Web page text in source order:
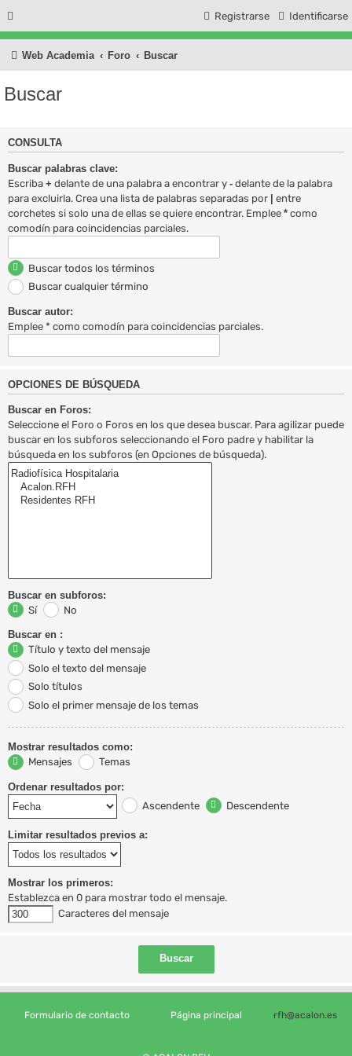
Identificarse
Registrarse
Web Academia Foro Buscar
Buscar
CONSULTA
Buscar palabras clave:
Escriba + delante de una palabra a encontrar y - delante de la palabra
para excluirla. Crea una lista de palabras separadas por | entre
corchetes si solo una de ellas se quiere encontrar. Emplee * como
comodín para coincidencias parciales.
Buscar todos los términos
Buscar cualquier término
Buscar autor:
Emplee * como comodín para coincidencias parciales.
OPCIONES DE BÚSQUEDA
Buscar en Foros:
Seleccione el Foro o Foros en los que desea buscar. Para agilizar puede
buscar en los subforos seleccionando el Foro padre y habilitar la
búsqueda en los subforos (en Opciones de búsqueda).
Buscar en subforos:
Sí
No
Buscar en :
Título y texto del mensaje
Solo el texto del mensaje
Solo títulos
Solo el primer mensaje de los temas
Mostrar resultados como:
Mensajes
Temas
Ordenar resultados por:
Ascendente
Descendente
Limitar resultados previos a:
Mostrar los primeros:
Establezca en 0 para mostrar todo el mensaje.
Caracteres del mensaje
Formulario de contacto Página principal rfh@acalon.es